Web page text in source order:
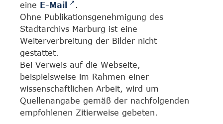
eine E-Mail
.
Ohne Publikationsgenehmigung des
Stadtarchivs Marburg ist eine
Weiterverbreitung der Bilder nicht
gestattet.
Bei Verweis auf die Webseite,
beispielsweise im Rahmen einer
wissenschaftlichen Arbeit, wird um
Quellenangabe gemäß der nachfolgenden
empfohlenen Zitierweise gebeten.